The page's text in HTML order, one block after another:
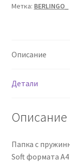
Метка: BERLINGO_
Описание
Детали
Описание
Папка с
Soft формата